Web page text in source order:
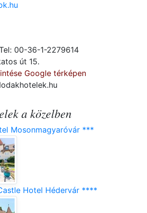
00-36-1-2279614
út 15.
Google térképen
a közelben
Mosonmagyaróvár ***
Hotel Hédervár ****